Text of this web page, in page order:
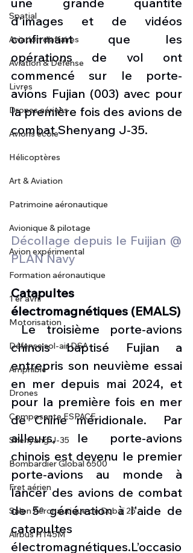
Spatial
Aviation d'affaires
Aviation & Défense
Livres
Drones aériens
Avions école
Hélicoptères
Art & Aviation
Patrimoine aéronautique
Avionique & pilotage
Avion expérimental
Formation aéronautique
1 er avril
Motorisation
Défense sol-air DSA
Amphibie
Drones
Composante ESPACE
Shenyang J-35
Bombardier Global 6500
Fret aérien
Salon Aéronautique de Dubaï 25
Airbus H145M
d'images et de vidéos
confirmant que les
opérations de vol ont
commencé sur le porte-
avions Fujian (003) avec pour
la première fois des avions de
combat Shenyang J-35.
Décollage depuis le Fuijian @
PLAN Navy
Catapultes
électromagnétiques (EMALS)
Le troisième porte-avions
chinois baptisé
Fujian a
entrepris son neuvième essai
en mer depuis mai 2024, et
pour la première fois en mer
de Chine méridionale.  Par
ailleurs, le porte-avions
chinois est devenu le premier
porte-avions au monde à
lancer des avions de combat
de 5ᵉ génération à l'aide de
catapultes
électromagnétiques.L’occasio